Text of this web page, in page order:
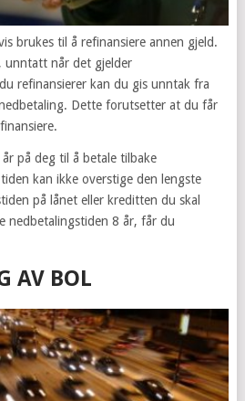
brukes til å refinansiere annen gjeld.
unntatt når det gjelder
refinansierer kan du gis unntak fra
Dette forutsetter at du får
på deg til å betale tilbake
kan ikke overstige den lengste
på lånet eller kreditten du skal
nedbetalingstiden 8 år, får du
AV BOL